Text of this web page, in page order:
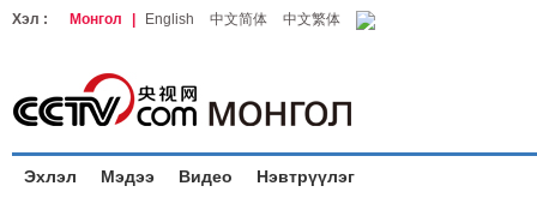
Хэл : Монгол English 中文简体 中文繁体
Эхлэл Мэдээ Видео Нэвтрүүлэг